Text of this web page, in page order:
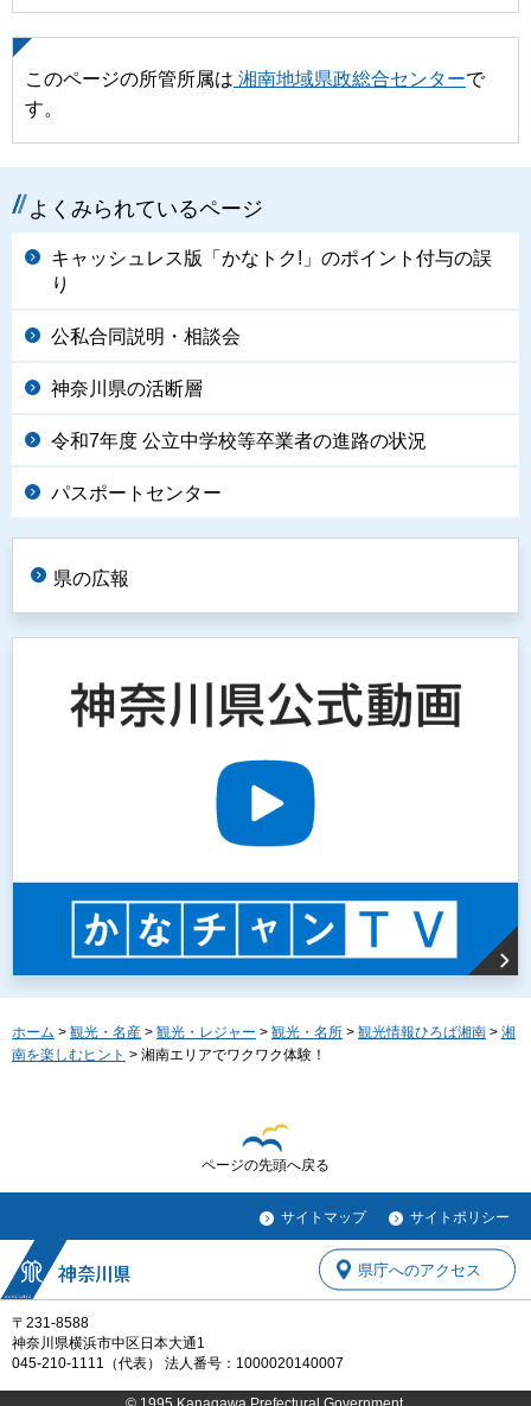
このページの所管所属は 湘南地域県政総合センターで
す。
よくみられているページ
キャッシュレス版「かなトク!」のポイント付与の誤
り
公私合同説明・相談会
神奈川県の活断層
令和7年度 公立中学校等卒業者の進路の状況
パスポートセンター
県の広報
ホーム > 観光・名産 > 観光・レジャー > 観光・名所 > 観光情報ひろば湘南 > 湘
南を楽しむヒント > 湘南エリアでワクワク体験！
ページの先頭へ戻る
サイトマップ サイトポリシー
〒231-8588
神奈川県横浜市中区日本大通1
045-210-1111（代表） 法人番号：1000020140007
県庁へのアクセス